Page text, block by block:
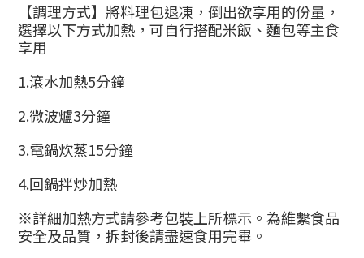
【調理方式】將料理包退凍，倒出欲享用的份量，
選擇以下方式加熱，可自行搭配米飯、麵包等主食
享用
1.滾水加熱5分鐘
2.微波爐3分鐘
3.電鍋炊蒸15分鐘
4.回鍋拌炒加熱
※詳細加熱方式請參考包裝上所標示。為維繫食品
安全及品質，拆封後請盡速食用完畢。